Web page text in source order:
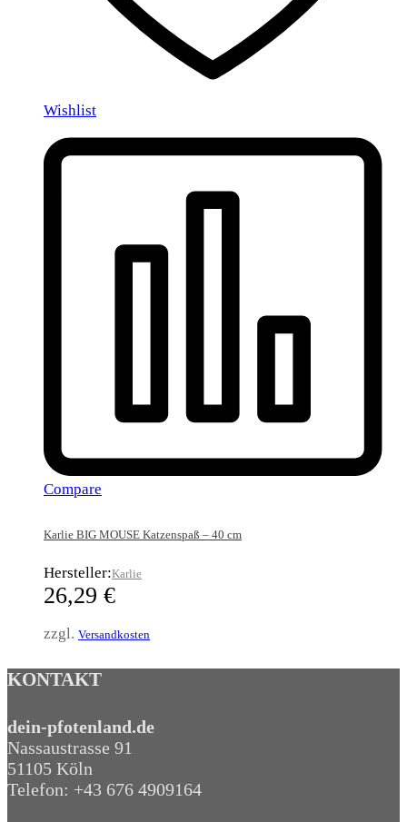
Wishlist
Compare
Karlie BIG MOUSE Katzenspaß – 40 cm
Hersteller:Karlie
26,29 €
zzgl. Versandkosten
KONTAKT
dein-pfotenland.de
Nassaustrasse 91
51105 Köln
Telefon: +43 676 4909164‬